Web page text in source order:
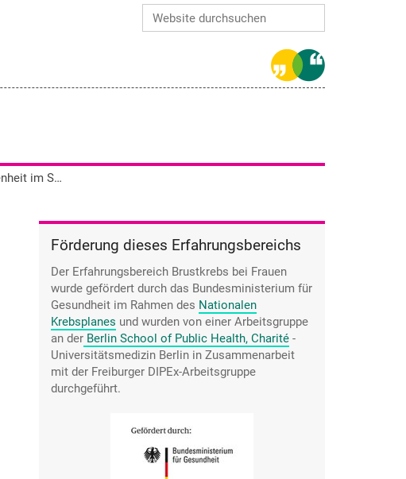
Erweiterte Suche…
Julia Bring beschreibt die Trockenheit im Schambereich durch die Hormontherapie als „Wüste Gobi“.
Förderung dieses Erfahrungsbereichs
Der Erfahrungsbereich Brustkrebs bei Frauen
wurde gefördert durch das Bundesministerium für
Gesundheit im Rahmen des Nationalen
Krebsplanes und wurden von einer Arbeitsgruppe
an der Berlin School of Public Health, Charité -
Universitätsmedizin Berlin in Zusammenarbeit
mit der Freiburger DIPEx-Arbeitsgruppe
durchgeführt.